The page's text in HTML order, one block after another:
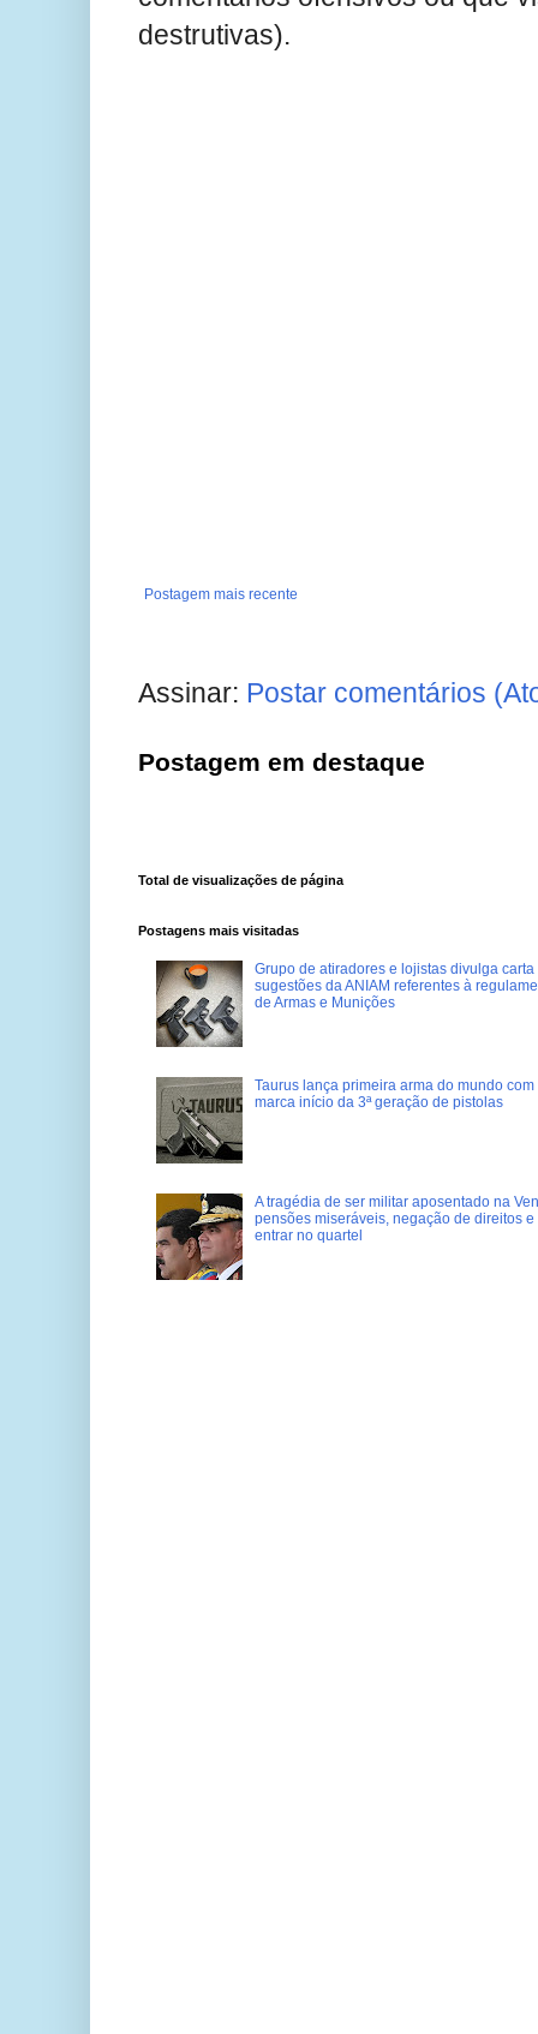
destrutivas).
Postagem mais recente
Assinar: Postar comentários
Postagem em destaque
Total de visualizações de página
Postagens mais visitadas
Grupo de atiradores e lojistas divulga carta
sugestões da ANIAM referentes à
de Armas e Munições
Taurus lança primeira arma do mundo
marca início da 3ª geração de pistolas
A tragédia de ser militar aposentado na
pensões miseráveis, negação de direitos
entrar no quartel